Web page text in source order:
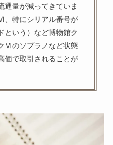
通量が減ってきていま
、特にシリアル番号が
という）など博物館ク
Ⅵのソプラノなど状態
価で取引されることが